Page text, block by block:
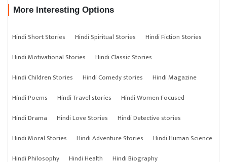
More Interesting Options
Hindi Short Stories Hindi Spiritual Stories
Hindi Fiction Stories
Hindi Motivational Stories
Hindi Classic Stories
Hindi Children Stories
Hindi Comedy stories
Hindi Magazine
Hindi Poems
Hindi Travel stories
Hindi Women Focused
Hindi Drama
Hindi Love Stories
Hindi Detective stories
Hindi Moral Stories
Hindi Adventure Stories
Hindi Human Science
Hindi Philosophy
Hindi Health Hindi Biography